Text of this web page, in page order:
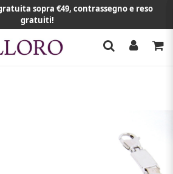
sopra €49, contrassegno e reso
gratuiti!